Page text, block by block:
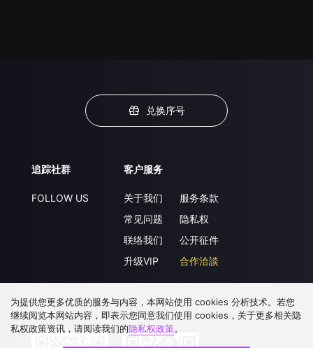
兑换序号
追踪社群
FOLLOW US
客户服务
关于我们
常见问题
联络我们
升级VIP
服务条款
隐私权
公开征件
合作洽談
下载 APP
为提供您更多优质的服务与内容，本网站使用 cookies 分析技术。若您
继续阅览本网站内容，即表示您同意我们使用 cookies，关于更多相关隐
私权政策资讯，请阅读我们的隐私权政策。